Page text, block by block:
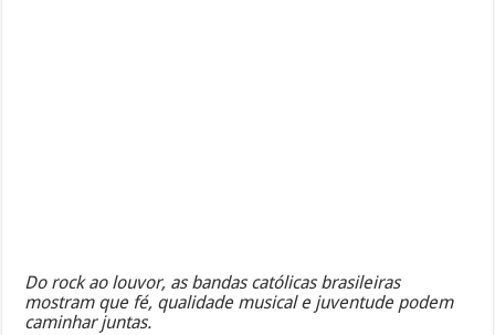
Do rock ao louvor, as bandas católicas brasileiras
mostram que fé, qualidade musical e juventude podem
caminhar juntas.